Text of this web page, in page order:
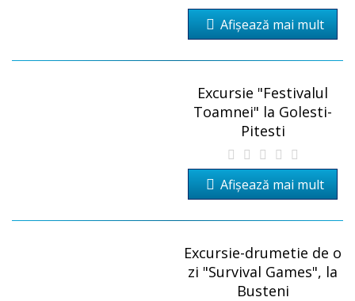
Afișează mai mult
Excursie "Festivalul
Toamnei" la Golesti-
Pitesti
Afișează mai mult
Excursie-drumetie de o
zi "Survival Games", la
Busteni